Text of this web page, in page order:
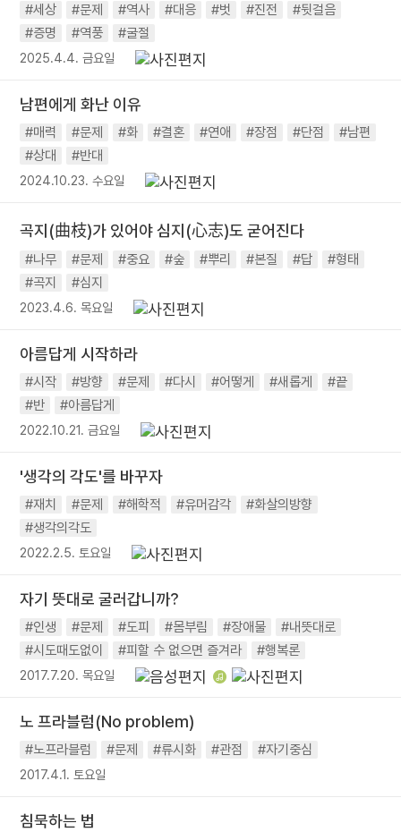
#세상 #문제 #역사 #대응 #벗 #진전
#뒷걸음
#증명
#역풍 #굴절
2025.4.4. 금요일
남편에게 화난 이유
#매력 #문제 #화 #결혼 #연애 #장점 #단점
#남편
#상대
#반대
2024.10.23. 수요일
곡지(曲枝)가 있어야 심지(心志)도 굳어진다
#나무 #문제 #중요 #숲 #뿌리 #본질 #답
#형태
#곡지
#심지
2023.4.6. 목요일
아름답게 시작하라
#시작 #방향 #문제 #다시 #어떻게 #새롭게
#끝
#반
#아름답게
2022.10.21. 금요일
'생각의 각도'를 바꾸자
#재치 #문제 #해학적 #유머감각
#화살의방향
#생각의각도
2022.2.5. 토요일
자기 뜻대로 굴러갑니까?
#인생 #문제 #도피 #몸부림 #장애물
#내뜻대로
#시도때도없이
#피할 수 없으면 즐겨라 #행복론
2017.7.20. 목요일
노 프라블럼(No problem)
#노프라블럼 #문제 #류시화 #관점 #자기중심
2017.4.1. 토요일
침묵하는 법